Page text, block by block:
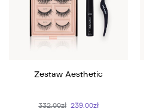
Zestaw Aesthetic
332.00zł 239.00zł